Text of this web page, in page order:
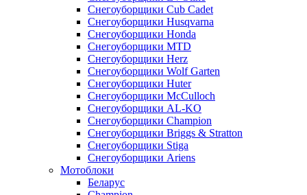
Снегоуборщики Cub Cadet
Снегоуборщики Husqvarna
Снегоуборщики Honda
Снегоуборщики MTD
Снегоуборщики Herz
Снегоуборщики Wolf Garten
Снегоуборщики Huter
Снегоуборщики McCulloch
Снегоуборщики AL-KO
Снегоуборщики Champion
Снегоуборщики Briggs & Stratton
Снегоуборщики Stiga
Снегоуборщики Ariens
Мотоблоки
Беларус